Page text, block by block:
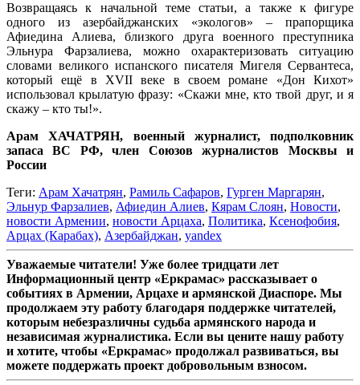
Возвращаясь к начальной теме статьи, а также к фигуре
одного из азербайджанских «экологов» – прапорщика
Афиедина Алиева, близкого друга военного преступника
Эльнура Фарзалиева, можно охарактеризовать ситуацию
словами великого испанского писателя Мигеля Сервантеса,
который ещё в XVII веке в своем романе «Дон Кихот»
использовал крылатую фразу: «Скажи мне, кто твой друг, и я
скажу – кто ты!».
Арам ХАЧАТРЯН, военный журналист, подполковник
запаса ВС РФ, член Союзов журналистов Москвы и
России
Теги: Арам Хачатрян, Рамиль Сафаров, Гурген Маргарян,
Эльнур Фарзалиев, Афиедин Алиев, Кярам Слоян, Новости,
новости Армении, новости Арцаха, Политика, Ксенофобия,
Арцах (Карабах), Азербайджан, yandex
Уважаемые читатели! Уже более тридцати лет
Информационный центр «Еркрамас» рассказывает о
событиях в Армении, Арцахе и армянской Диаспоре. Мы
продолжаем эту работу благодаря поддержке читателей,
которым небезразличны судьба армянского народа и
независимая журналистика. Если вы цените нашу работу
и хотите, чтобы «Еркрамас» продолжал развиваться, вы
можете поддержать проект добровольным взносом.